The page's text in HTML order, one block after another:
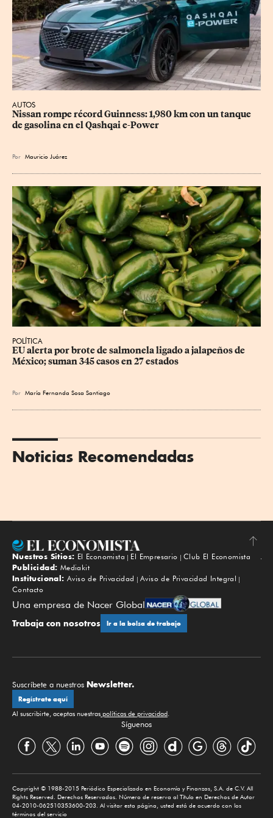
AUTOS
Nissan rompe récord Guinness: 1,980 km con un tanque
de gasolina en el Qashqai e-Power
Por Mauricio Juárez
POLÍTICA
EU alerta por brote de salmonela ligado a jalapeños de
México; suman 345 casos en 27 estados
Por María Fernanda Sosa Santiago
Noticias Recomendadas
Subir
Nuestros Sitios: El Economista El Empresario
Club El Economista
Publicidad: Mediakit
Institucional: Aviso de Privacidad
Aviso de Privacidad Integral
Contacto
Una empresa de Nacer Global
Trabaja con nosotros Ir a la bolsa de trabajo
Suscríbete a nuestros Newsletter.
Regístrate aquí
Al suscribirte, aceptas nuestras políticas de privacidad.
Síguenos
Copyright © 1988-2015 Periódico Especializado en Economía y Finanzas, S.A. de C.V. All
Rights Reserved. Derechos Reservados. Número de reserva al Título en Derechos de Autor
04-2010-062510353600-203. Al visitar esta página, usted está de acuerdo con los
términos del servicio